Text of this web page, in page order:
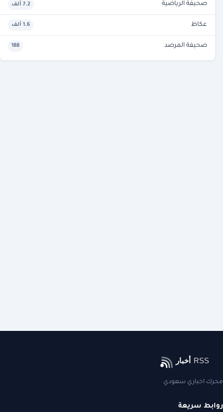
صحيفة الرياضية 7.2 ألف
عكاظ 1.6 ألف
صحيفة المرصد 188
محرك اخباري سعودي
روابط سريعة